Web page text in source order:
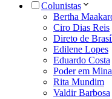
Colunistas
Bertha
Ciro Dias Reis
Direto de
Edilene Lopes
Eduardo Costa
Poder em
Rita Mundim
Valdir Barbosa